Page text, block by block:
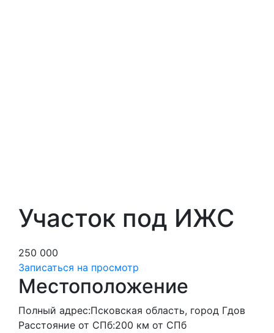
Участок под ИЖС
250 000
Записаться на просмотр
Местоположение
Полный адрес:Псковская область, город Гдов
Расстояние от СПб:200 км от СПб